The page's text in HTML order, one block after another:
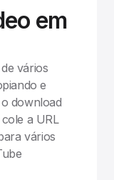
em
vários
e
download
a URL
vários